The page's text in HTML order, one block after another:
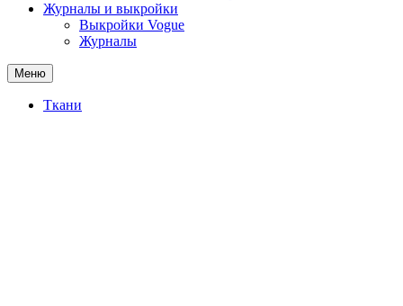
Журналы и выкройки
Выкройки Vogue
Журналы
Меню
Ткани